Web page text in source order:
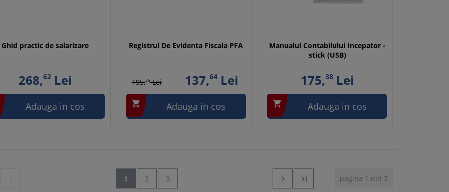
Ghid practic de salarizare
268,62Lei
Adauga in cos
Registrul De Evidenta Fiscala PFA
195,36Lei 137,64 Lei
 Adauga in cos
Manualul Contabilului Incepator -
stick (USB)
175,38Lei
 Adauga in cos
1 2 3 pagina 1 din 3

